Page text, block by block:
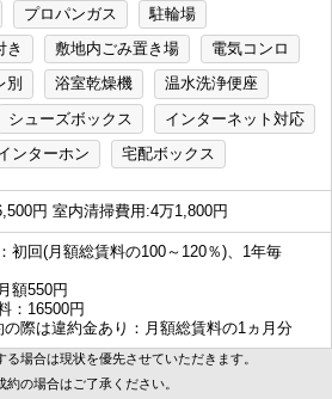
プロパンガス
駐輪場
き
敷地内ごみ置き場
電気コンロ
別
浴室乾燥機
温水洗浄便座
シューズボックス
インターネット対応
ンターホン
宅配ボックス
円 室内清掃費用:4万1,800円
初回(月額総賃料の100～120％)、1年毎
額550円
：16500円
の際は違約金あり：月額総賃料の1ヵ月分
場合は現状を優先させていただきます。
の場合はご了承ください。